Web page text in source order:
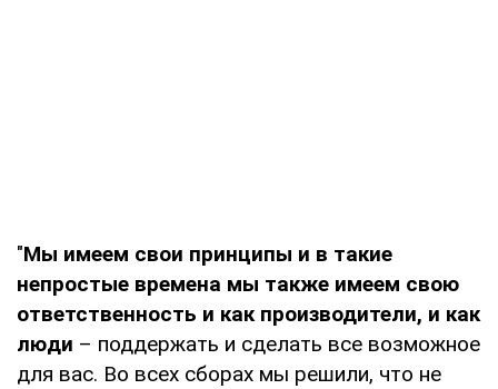
"Мы имеем свои принципы и в такие
непростые времена мы также имеем свою
ответственность и как производители, и как
люди – поддержать и сделать все возможное
для вас. Во всех сборах мы решили, что не